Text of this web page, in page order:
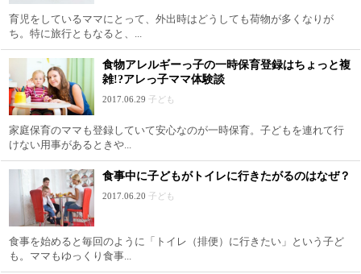
育児をしているママにとって、外出時はどうしても荷物が多くなりが
ち。特に旅行ともなると、...
食物アレルギーっ子の一時保育登録はちょっと複
雑!?アレっ子ママ体験談
2017.06.29 子ども
家庭保育のママも登録していて安心なのが一時保育。子どもを連れて行
けない用事があるときや...
食事中に子どもがトイレに行きたがるのはなぜ？
2017.06.20 子ども
食事を始めると毎回のように「トイレ（排便）に行きたい」という子ど
も。ママもゆっくり食事...